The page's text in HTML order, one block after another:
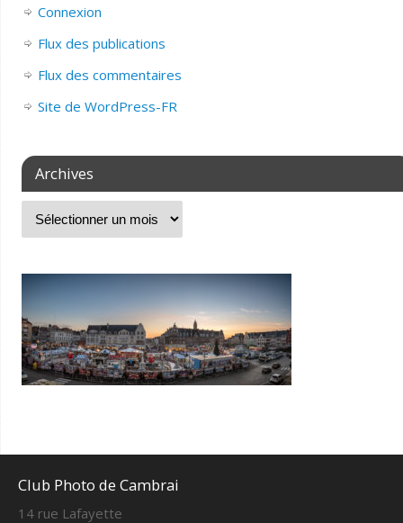
Connexion
Flux des publications
Flux des commentaires
Site de WordPress-FR
Archives
Club Photo de Cambrai
14 rue Lafayette